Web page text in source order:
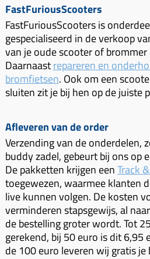
FastFuriousScooters
FastFuriousScooters is
gespecialiseerd in de verkoop
van je oude scooter of
Daarnaastrepareren en
bromfietsen. Ook om een
sluiten zit je bij hen op de juiste
Afleveren van de order
Verzending van de onderdelen,
buddy zadel, gebeurt bij ons op
De pakketten krijgen eenTrack
toegewezen, waarmee klanten
live kunnen volgen. De kosten
verminderen stapsgewijs, al
de bestelling groter wordt. Tot
gerekend, bij 50 euro is dit 6,95
de 100 euro leveren wij gratis je